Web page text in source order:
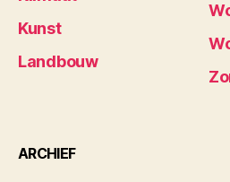
Kunst
Landbouw
ARCHIEF